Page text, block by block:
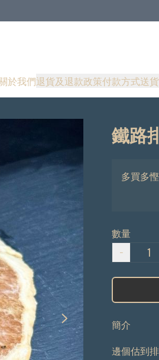
於我們退貨及退款政策付款方式送
鐵路
多買多慳
數量
−
簡介
邊個估到